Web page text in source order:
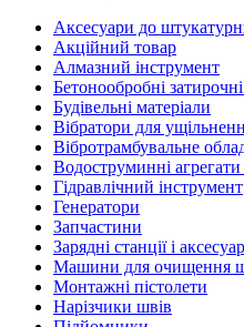
Аксесуари до
Акційний товар
Алмазний інструмент
Бетонообробні
Будівельні матеріали
Вібратори для
Вібротрамбувальне
Водоструминні
Гідравлічний інструмент
Генератори
Запчастини
Зарядні станції і
Машини для очищення
Монтажні пістолети
Нарізчики швів